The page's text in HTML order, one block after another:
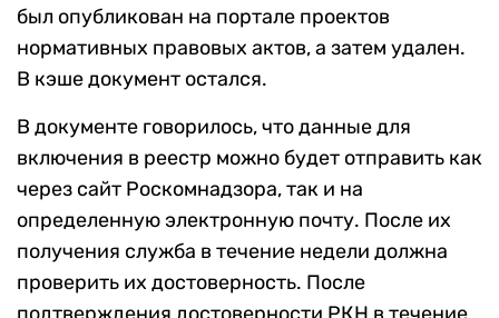
был опубликован на портале проектов
нормативных правовых актов, а затем удален.
В кэше документ остался.
В документе говорилось, что данные для
включения в реестр можно будет отправить как
через сайт Роскомнадзора, так и на
определенную электронную почту. После их
получения служба в течение недели должна
проверить их достоверность. После